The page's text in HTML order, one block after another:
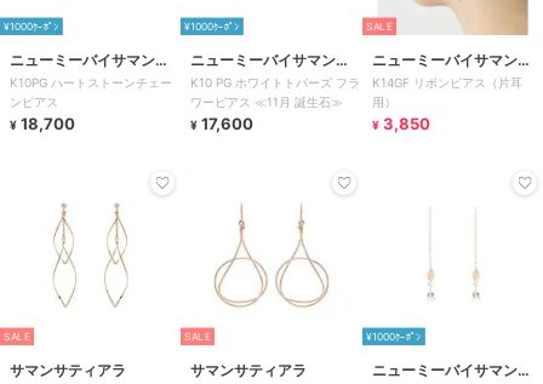
¥1000ｸｰﾎﾟﾝ
ニューミーバイサマンサ
タバサ
K10PG ハートストーンチェー
ンピアス
¥ 18,700
¥1000ｸｰﾎﾟﾝ
ニューミーバイサマンサ
タバサ
K10 PG ホワイトトパーズ フラ
ワーピアス ≪11月 誕生石≫
¥ 17,600
SALE
ニューミーバイサマンサ
タバサ
K14GF リボンピアス（片耳
用）
¥ 3,850
SALE
サマンサティアラ
SALE
サマンサティアラ
¥1000ｸｰﾎﾟﾝ
ニューミーバイサマンサ